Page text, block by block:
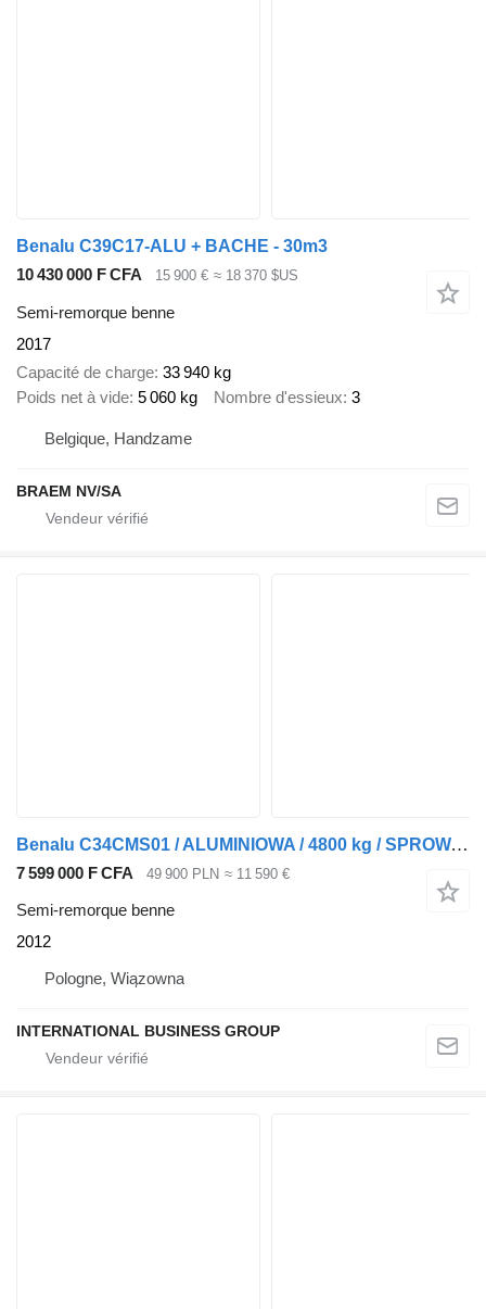
Benalu C39C17-ALU + BACHE - 30m3
10 430 000 F CFA
15 900 € ≈ 18 370 $US
Semi-remorque benne
2017
Capacité de charge 33 940 kg
Poids net à vide 5 060 kg Nombre d'essieux 3
Belgique, Handzame
BRAEM NV/SA
Benalu C34CMS01 / ALUMINIOWA / 4800 kg / SPROWADZONA
7 599 000 F CFA 49 900 PLN ≈ 11 590 €
Semi-remorque benne
2012
Pologne, Wiązowna
INTERNATIONAL BUSINESS GROUP